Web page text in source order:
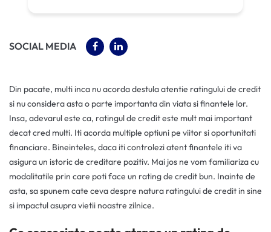
SOCIAL MEDIA (OPENS IN A NEW TAB)
(OPENS IN A NEW TAB)
Din pacate, multi inca nu acorda destula atentie ratingului de credit
si nu considera asta o parte importanta din viata si finantele lor.
Insa, adevarul este ca, ratingul de credit este mult mai important
decat cred multi. Iti acorda multiple optiuni pe viitor si oportunitati
financiare. Bineinteles, daca iti controlezi atent finantele iti va
asigura un istoric de creditare pozitiv. Mai jos ne vom familiariza cu
modalitatile prin care poti face un rating de credit bun. Inainte de
asta, sa spunem cate ceva despre natura ratingului de credit in sine
si impactul asupra vietii noastre zilnice.